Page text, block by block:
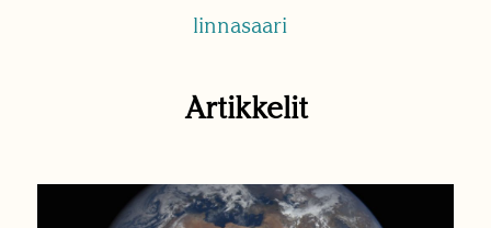
linnasaari
Artikkelit